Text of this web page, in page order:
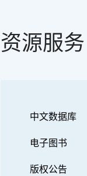
资源服务
中文数据库
电子图书
版权公告